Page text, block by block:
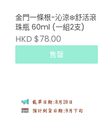
金門一條根-沁涼❄️舒活滾
珠瓶 60ml (一組2支)
HKD $78.00
售罄